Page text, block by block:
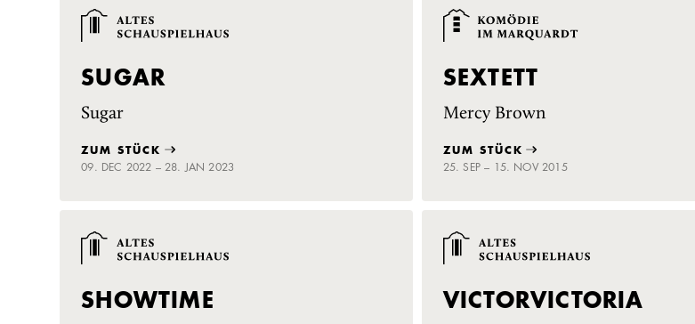
SUGAR
Sugar
ZUM STÜCK
09. DEC 2022 – 28. JAN 2023
SEXTETT
Mercy Brown
ZUM STÜCK
25. SEP – 15. NOV 2015
SHOWTIME VICTORVICTORIA